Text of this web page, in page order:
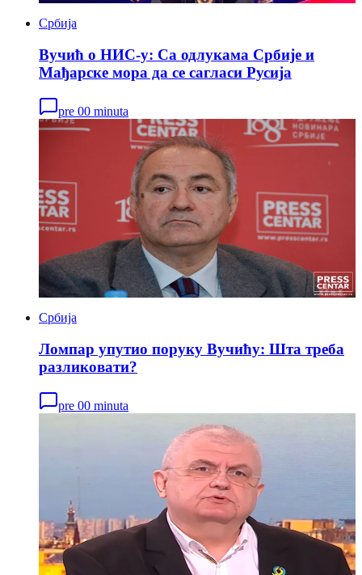
Србија
Вучић о НИС-у: Са одлукама Србије и
Мађарске мора да се сагласи Русија
pre 00 minuta
Србија
Ломпар упутио поруку Вучићу: Шта треба
разликовати?
pre 00 minuta